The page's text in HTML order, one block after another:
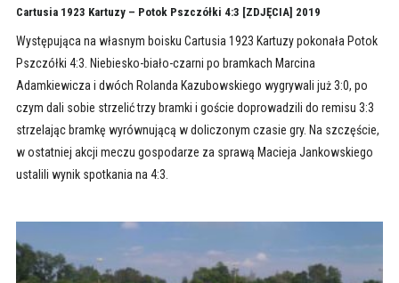
Cartusia 1923 Kartuzy – Potok Pszczółki 4:3 [ZDJĘCIA] 2019
Występująca na własnym boisku Cartusia 1923 Kartuzy pokonała Potok
Pszczółki 4:3. Niebiesko-biało-czarni po bramkach Marcina
Adamkiewicza i dwóch Rolanda Kazubowskiego wygrywali już 3:0, po
czym dali sobie strzelić trzy bramki i goście doprowadzili do remisu 3:3
strzelając bramkę wyrównującą w doliczonym czasie gry. Na szczęście,
w ostatniej akcji meczu gospodarze za sprawą Macieja Jankowskiego
ustalili wynik spotkania na 4:3.